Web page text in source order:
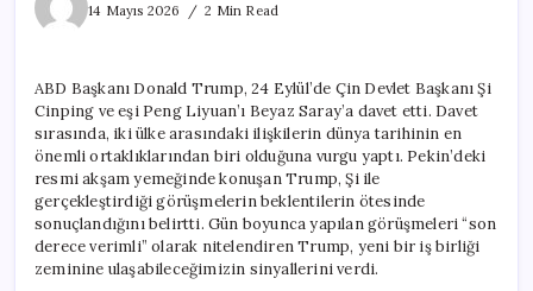
14 Mayıs 2026
2 Min Read
Daveti:
Yeni
İş
Birliği
Yolda!
için
ABD Başkanı Donald Trump, 24 Eylül’de Çin Devlet Başkanı Şi
Cinping ve eşi Peng Liyuan’ı Beyaz Saray’a davet etti. Davet
sırasında, iki ülke arasındaki ilişkilerin dünya tarihinin en
önemli ortaklıklarından biri olduğuna vurgu yaptı. Pekin’deki
resmi akşam yemeğinde konuşan Trump, Şi ile
gerçekleştirdiği görüşmelerin beklentilerin ötesinde
sonuçlandığını belirtti. Gün boyunca yapılan görüşmeleri “son
derece verimli” olarak nitelendiren Trump, yeni bir iş birliği
zeminine ulaşabileceğimizin sinyallerini verdi.